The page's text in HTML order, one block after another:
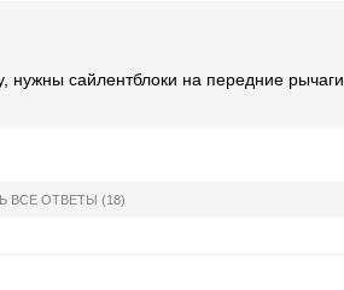
нужны сайлентблоки на передние рычаги
ВСЕ ОТВЕТЫ (18)